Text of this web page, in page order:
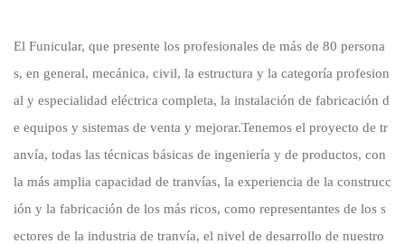
El Funicular, que presente los profesionales de más de 80 persona
s, en general, mecánica, civil, la estructura y la categoría profesion
al y especialidad eléctrica completa, la instalación de fabricación d
e equipos y sistemas de venta y mejorar.Tenemos el proyecto de tr
anvía, todas las técnicas básicas de ingeniería y de productos, con
la más amplia capacidad de tranvías, la experiencia de la construcc
ión y la fabricación de los más ricos, como representantes de los s
ectores de la industria de tranvía, el nivel de desarrollo de nuestro